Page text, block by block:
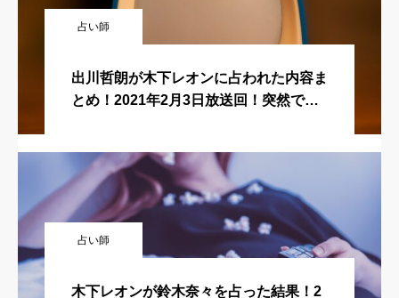
占い師
出川哲朗が木下レオンに占われた内容ま
とめ！2021年2月3日放送回！突然です
占い師
木下レオンが鈴木奈々を占った結果！2